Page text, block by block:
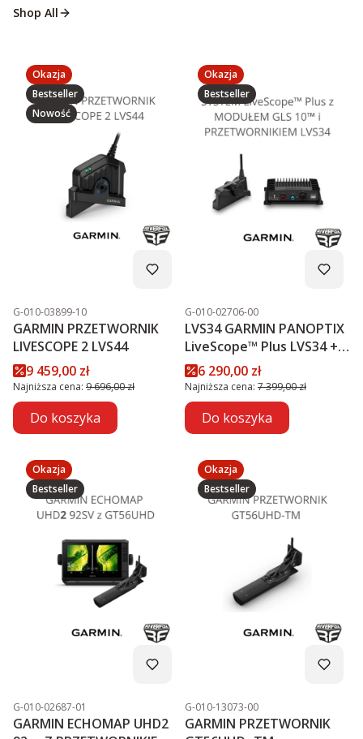
Shop All
Okazja
Bestseller
Nowość
Kod produktu
G-010-03899-10
GARMIN PRZETWORNIK
LIVESCOPE 2 LVS44
Cena promocyjna
9 459,00 zł
Najniższa cena: 9 696,00 zł
Do koszyka
Okazja
Bestseller
Kod produktu
G-010-02706-00
LVS34 GARMIN PANOPTIX
LiveScope™ Plus LVS34 +
MODUŁ GLS 10™
PROMOCJA
Cena promocyjna
6 290,00 zł
Najniższa cena: 7 399,00 zł
Do koszyka
Okazja
Bestseller
Kod produktu
G-010-02687-01
GARMIN ECHOMAP UHD2
Okazja
Bestseller
Kod produktu
G-010-13073-00
GARMIN PRZETWORNIK